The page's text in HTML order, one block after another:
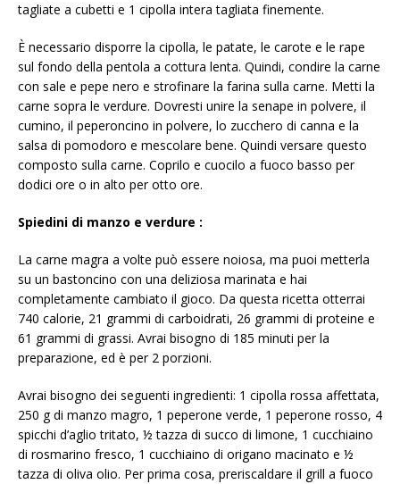
tagliate a cubetti e 1 cipolla intera tagliata finemente.
È necessario disporre la cipolla, le patate, le carote e le rape
sul fondo della pentola a cottura lenta. Quindi, condire la carne
con sale e pepe nero e strofinare la farina sulla carne. Metti la
carne sopra le verdure. Dovresti unire la senape in polvere, il
cumino, il peperoncino in polvere, lo zucchero di canna e la
salsa di pomodoro e mescolare bene. Quindi versare questo
composto sulla carne. Coprilo e cuocilo a fuoco basso per
dodici ore o in alto per otto ore.
Spiedini di manzo e verdure :
La carne magra a volte può essere noiosa, ma puoi metterla
su un bastoncino con una deliziosa marinata e hai
completamente cambiato il gioco. Da questa ricetta otterrai
740 calorie, 21 grammi di carboidrati, 26 grammi di proteine ​​e
61 grammi di grassi. Avrai bisogno di 185 minuti per la
preparazione, ed è per 2 porzioni.
Avrai bisogno dei seguenti ingredienti: 1 cipolla rossa affettata,
250 g di manzo magro, 1 peperone verde, 1 peperone rosso, 4
spicchi d’aglio tritato, ½ tazza di succo di limone, 1 cucchiaino
di rosmarino fresco, 1 cucchiaino di origano macinato e ½
tazza di oliva olio. Per prima cosa, preriscaldare il grill a fuoco